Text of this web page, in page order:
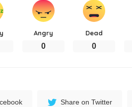
Angry
0
Dead
0
Share on Twitter